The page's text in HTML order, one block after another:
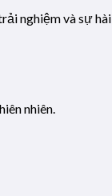
nghiệm và sự hài
nhiên.